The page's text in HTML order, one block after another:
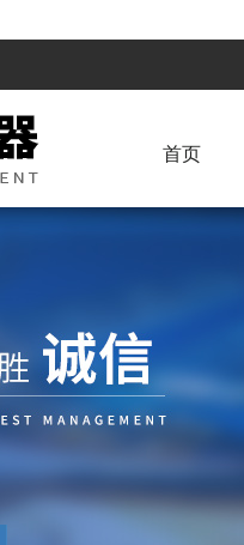
首页